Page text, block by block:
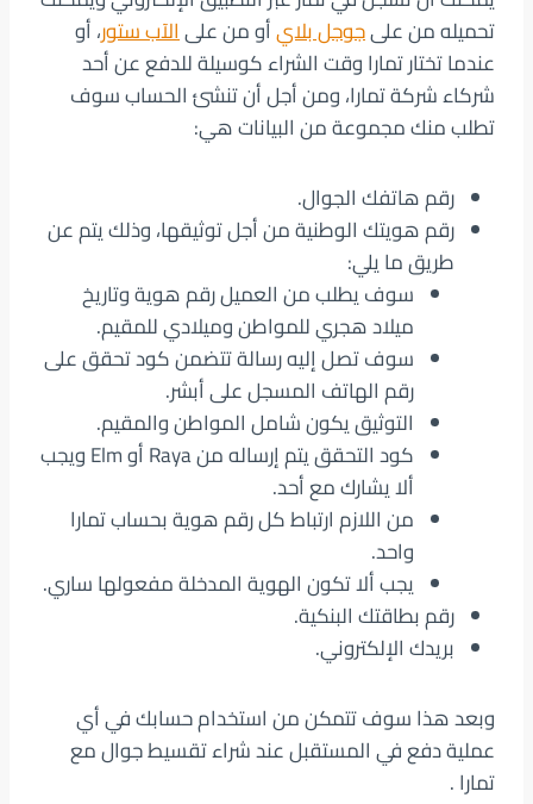
تحميله من علىجوجل بلايأو من علىالآب ستور، أو
عندما تختار تمارا وقت الشراء كوسيلة للدفع عن أحد
شركاء شركة تمارا، ومن أجل أن تنشئ الحساب سوف
تطلب منك مجموعة من البيانات هي:
رقم هاتفك الجوال.
رقم هويتك الوطنية من أجل توثيقها، وذلك يتم عن
طريق ما يلي:
سوف يطلب من العميل رقم هوية وتاريخ
ميلاد هجري للمواطن وميلادي للمقيم.
سوف تصل إليه رسالة تتضمن كود تحقق على
رقم الهاتف المسجل على أبشر.
التوثيق يكون شامل المواطن والمقيم.
كود التحقق يتم إرساله من Raya أو Elm ويجب
ألا يشارك مع أحد.
من اللازم ارتباط كل رقم هوية بحساب تمارا
واحد.
يجب ألا تكون الهوية المدخلة مفعولها ساري.
رقم بطاقتك البنكية.
بريدك الإلكتروني.
وبعد هذا سوف تتمكن من استخدام حسابك في أي
عملية دفع في المستقبل عند شراء تقسيط جوال مع
تمارا .